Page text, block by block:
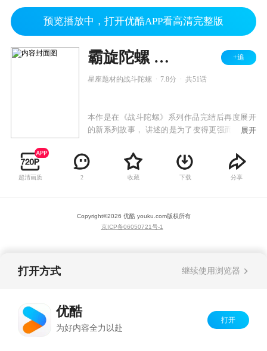
预览播放中，打开优酷APP看高清完整版
霸旋陀螺 钢铁战魂 +追
星座题材的战斗陀螺 7.8分 共51话
本作是在《战斗陀螺》系列作品完结后再度展开
的新系列故事， 讲述的是为了变得更强而正在旅
爱战斗陀螺的小学生汤宫健太。此后两人以战斗
陀螺为缘由不断认识着更多的伙伴和对手，并逐
渐成长起来的故事。
展开
超清画质 2 收藏 下载 分享
Copyright©2026 优酷 youku.com版权所有
京ICP备06050721号-1
打开方式 继续使用浏览器
优酷
为好内容全力以赴
打开